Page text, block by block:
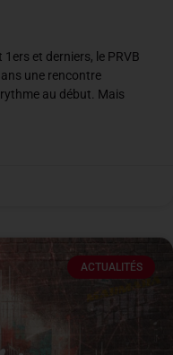
et derniers, le PRVB
une rencontre
au début. Mais
ACTUALITÉS